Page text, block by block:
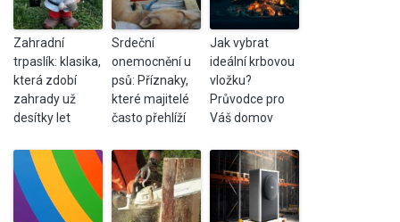
Zahradní
trpaslík: klasika,
která zdobí
zahrady už
desítky let
Srdeční
onemocnění u
psů: Příznaky,
které majitelé
často přehlíží
Jak vybrat
ideální krbovou
vložku?
Průvodce pro
Váš domov